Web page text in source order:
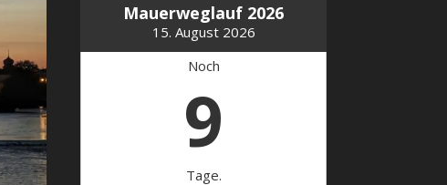
Mauerweglauf 2026
15. August 2026
Noch
9
Tage.